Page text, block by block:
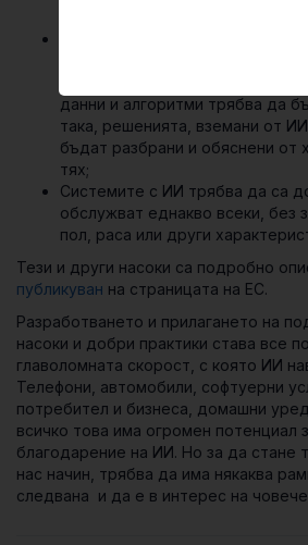
работят, като следват
Това означава, че
данни и алгоритми трябва да
така, решенията, вземани от
бъдат разбрани и обяснени от
тях;
Системите с ИИ трябва да са
обслужват еднакво всеки, без
пол, раса или други
Тези и други насоки са подробно
публикуван на страницата на ЕС.
Разработването и прилагането на
насоки и добри практики става все
главоломната скорост, с която ИИ
Телефони, автомобили, софтуерни
потребител и бизнеса, домашни
всичко това има огромен потенциал
благодарение на ИИ. Но за да стане
нас начин, трябва да има някаква
следвана и да е в интерес на